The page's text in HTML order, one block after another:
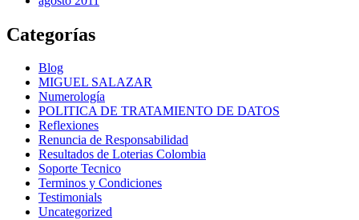
Categorías
Blog
MIGUEL SALAZAR
Numerología
POLITICA DE TRATAMIENTO DE DATOS
Reflexiones
Renuncia de Responsabilidad
Resultados de Loterias Colombia
Soporte Tecnico
Terminos y Condiciones
Testimonials
Uncategorized